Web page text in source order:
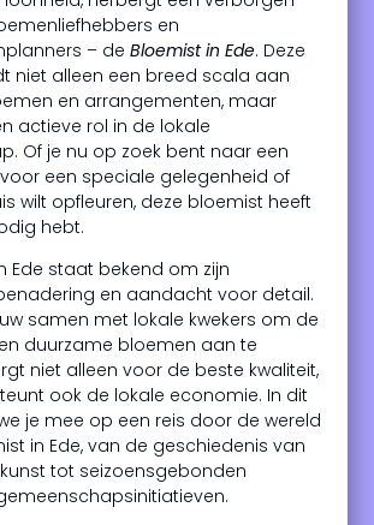
en
– deBloemist in Ede. Deze
niet alleen een breed scala aan
en arrangementen, maar
actieve rol in de lokale
Of je nu op zoek bent naar een
een speciale gelegenheid of
wilt opfleuren, deze bloemist heeft
hebt.
Ede staat bekend om zijn
en aandacht voor detail.
samen met lokale kwekers om de
duurzame bloemen aan te
niet alleen voor de beste kwaliteit,
ook de lokale economie. In dit
je mee op een reis door de wereld
in Ede, van de geschiedenis van
tot seizoensgebonden